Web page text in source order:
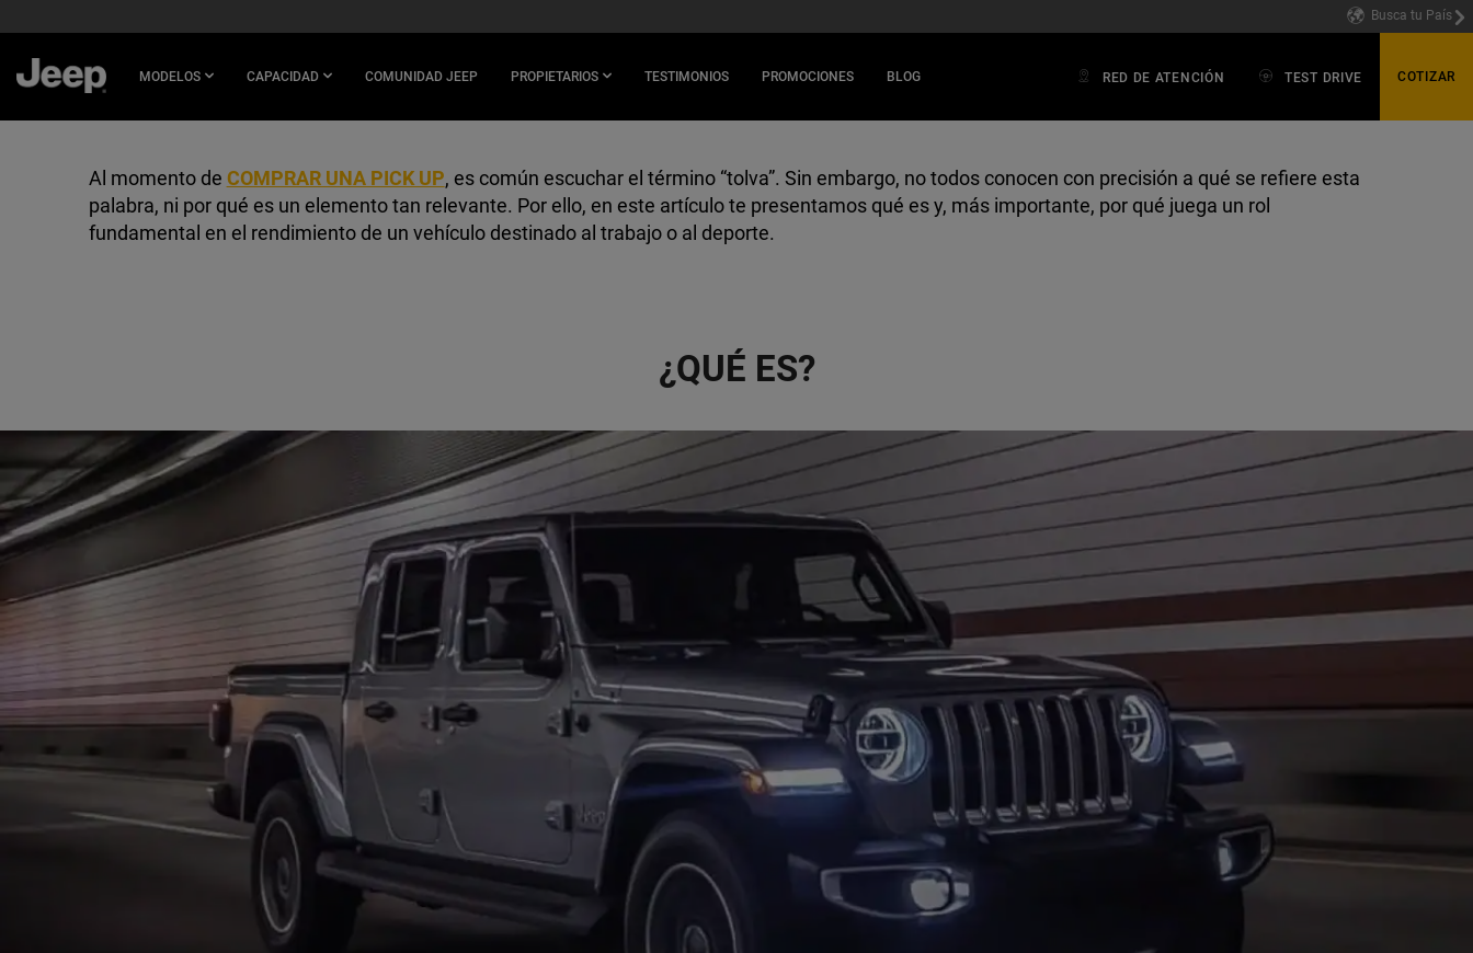
MAIN
Busca tu País
MODELOS CAPACIDAD COMUNIDAD JEEP PROPIETARIOS TESTIMONIOS PROMOCIONES BLOG RED DE ATENCIÓN TEST DRIVE COTIZAR
Al momento de COMPRAR UNA PICK UP, es común escuchar el término “tolva”. Sin embargo, no todos conocen con precisión a qué se refiere esta
palabra, ni por qué es un elemento tan relevante. Por ello, en este artículo te presentamos qué es y, más importante, por qué juega un rol
fundamental en el rendimiento de un vehículo destinado al trabajo o al deporte.
¿QUÉ ES?